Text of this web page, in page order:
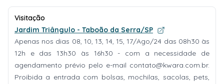
Visitação
Jardim Triângulo - Taboão da Serra/SP
Apenas nos dias 08, 10, 13, 14, 15, 17/Ago/24 das 08h30 às
12h e das 13h30 às 16h30 - com a necessidade de
agendamento prévio pelo e-mail contato@kwara.com.br.
Proibida a entrada com bolsas, mochilas, sacolas, pets,